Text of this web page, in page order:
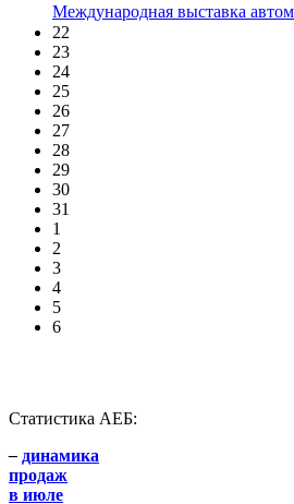
Международная выставка
22
23
24
25
26
27
28
29
30
31
1
2
3
4
5
6
Статистика АЕБ:
– динамика
продаж
в июле